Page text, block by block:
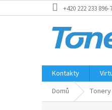
na
+420 222 233 896-7
Kontakty
Domů
Tonery